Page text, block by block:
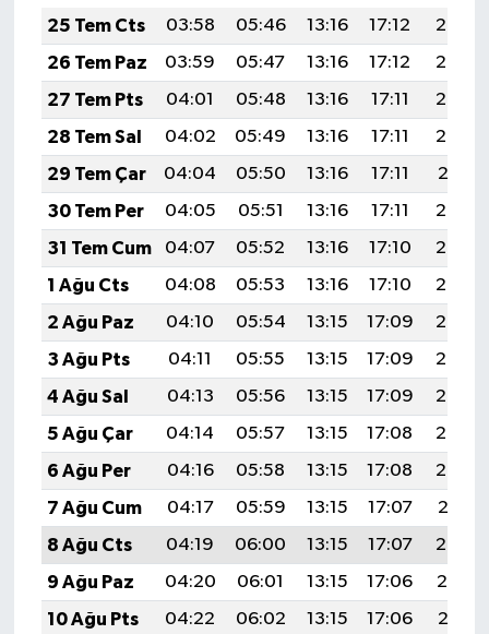
25 Tem Cts
03:58 05:46 13:16 17:12
20:35
26 Tem Paz
03:59 05:47 13:16 17:12
20:34
27 Tem Pts
04:01 05:48 13:16 17:11
20:33
28 Tem Sal
04:02 05:49 13:16 17:11
20:32
29 Tem Çar
04:04 05:50 13:16 17:11
20:31
30 Tem Per
04:05 05:51 13:16 17:11
20:30
31 Tem Cum
04:07 05:52 13:16 17:10
20:29
1 Ağu Cts
04:08 05:53 13:16 17:10
20:28
2 Ağu Paz
04:10 05:54 13:15 17:09
20:27
3 Ağu Pts
04:11 05:55 13:15 17:09
20:26
4 Ağu Sal
04:13 05:56 13:15 17:09
20:25
5 Ağu Çar
04:14 05:57 13:15 17:08
20:24
6 Ağu Per
04:16 05:58 13:15 17:08
20:23
7 Ağu Cum
04:17 05:59 13:15 17:07
20:21
8 Ağu Cts
04:19 06:00 13:15 17:07
20:20
9 Ağu Paz
04:20 06:01 13:15 17:06
20:19
10 Ağu Pts
04:22 06:02 13:15 17:06
20:18